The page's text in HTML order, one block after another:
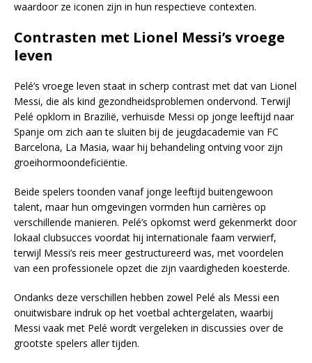
waardoor ze iconen zijn in hun respectieve contexten.
Contrasten met Lionel Messi’s vroege
leven
Pelé’s vroege leven staat in scherp contrast met dat van Lionel
Messi, die als kind gezondheidsproblemen ondervond. Terwijl
Pelé opklom in Brazilië, verhuisde Messi op jonge leeftijd naar
Spanje om zich aan te sluiten bij de jeugdacademie van FC
Barcelona, La Masia, waar hij behandeling ontving voor zijn
groeihormoondeficiëntie.
Beide spelers toonden vanaf jonge leeftijd buitengewoon
talent, maar hun omgevingen vormden hun carrières op
verschillende manieren. Pelé’s opkomst werd gekenmerkt door
lokaal clubsucces voordat hij internationale faam verwierf,
terwijl Messi’s reis meer gestructureerd was, met voordelen
van een professionele opzet die zijn vaardigheden koesterde.
Ondanks deze verschillen hebben zowel Pelé als Messi een
onuitwisbare indruk op het voetbal achtergelaten, waarbij
Messi vaak met Pelé wordt vergeleken in discussies over de
grootste spelers aller tijden.